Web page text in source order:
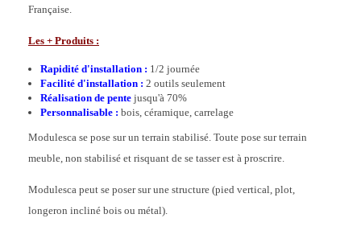
Française.
Les + Produits :
Rapidité d'installation : 1/2 journée
Facilité d'installation : 2 outils seulement
Réalisation de pente jusqu'à 70%
Personnalisable : bois, céramique, carrelage
Modulesca se pose sur un terrain stabilisé. Toute pose sur terrain
meuble, non stabilisé et risquant de se tasser est à proscrire.
Modulesca peut se poser sur une structure (pied vertical, plot,
longeron incliné bois ou métal).